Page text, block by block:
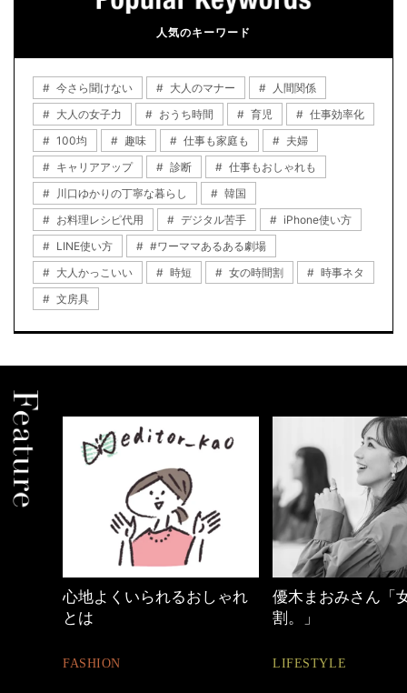
人気のキーワード
今さら聞けない 大人のマナー
人間関係
大人の女子力
おうち時間 育児
仕事効率化
100均
趣味 仕事も家庭も
夫婦
キャリアアップ
診断
仕事もおしゃれも
川口ゆかりの丁寧な暮らし
韓国
お料理レシピ代用
デジタル苦手
iPhone使い方
LINE使い方
#ワーママあるある劇場
大人かっこいい
時短 女の時間割
時事ネタ
文房具
優木まおみさん「女の時間
割。」
LIFESTYLE
【ワーママのきれ
ュアル通勤】
FASHION